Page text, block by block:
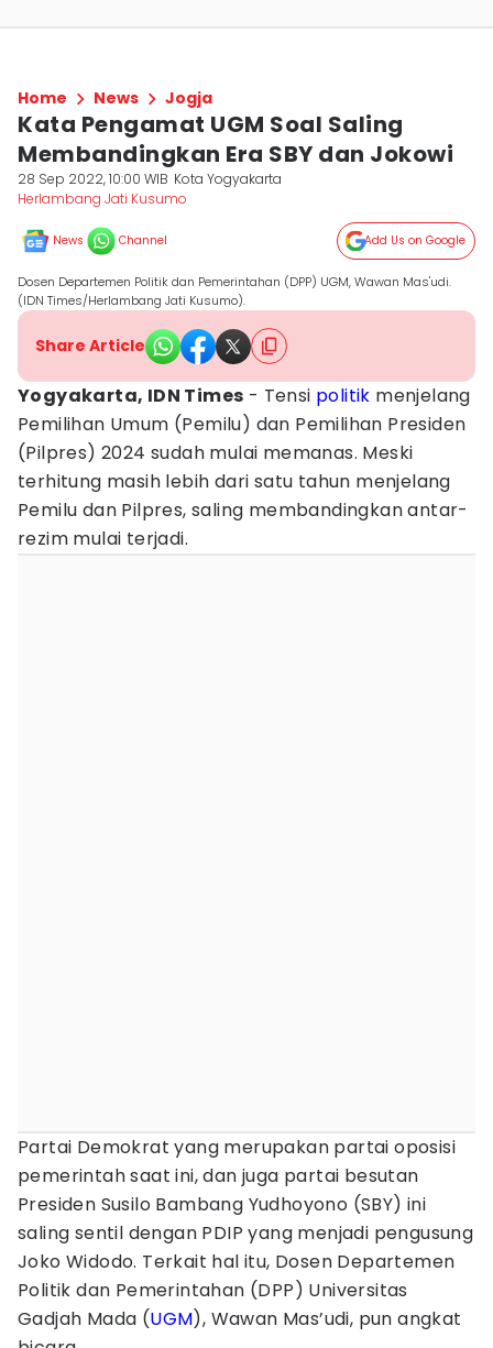
Home News Jogja
Kata Pengamat UGM Soal Saling
Membandingkan Era SBY dan Jokowi
28 Sep 2022, 10:00 WIB Kota Yogyakarta
Herlambang Jati Kusumo
News Channel Add Us on Google
Dosen Departemen Politik dan Pemerintahan (DPP) UGM, Wawan Mas'udi.
(IDN Times/Herlambang Jati Kusumo).
Share Article
Yogyakarta, IDN Times - Tensi politik menjelang
Pemilihan Umum (Pemilu) dan Pemilihan Presiden
(Pilpres) 2024 sudah mulai memanas. Meski
terhitung masih lebih dari satu tahun menjelang
Pemilu dan Pilpres, saling membandingkan antar-
rezim mulai terjadi.
Partai Demokrat yang merupakan partai oposisi
pemerintah saat ini, dan juga partai besutan
Presiden Susilo Bambang Yudhoyono (SBY) ini
saling sentil dengan PDIP yang menjadi pengusung
Joko Widodo. Terkait hal itu, Dosen Departemen
Politik dan Pemerintahan (DPP) Universitas
Gadjah Mada (UGM), Wawan Mas’udi, pun angkat